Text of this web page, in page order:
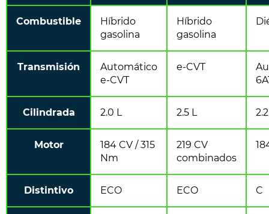
Combustible
Híbrido
gasolina
Híbrido
gasolina
Transmisión
Automático
e-CVT
e-CVT
Cilindrada 2.0 L 2.5 L
Motor
184 CV / 315
Nm
219 CV
combinados
Distintivo ECO ECO C